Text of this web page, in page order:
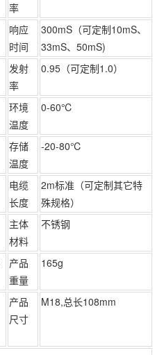
率
响应
时间
300mS（可定制10mS、
33mS、50mS)
发射
率
0.95（可定制1.0）
环境
温度
0-60℃
存储
温度
-20-80℃
电缆
长度
2m标准（可定制其它特
殊规格）
主体
材料
不锈钢
产品
重量
165g
产品
尺寸
M18,总长108mm